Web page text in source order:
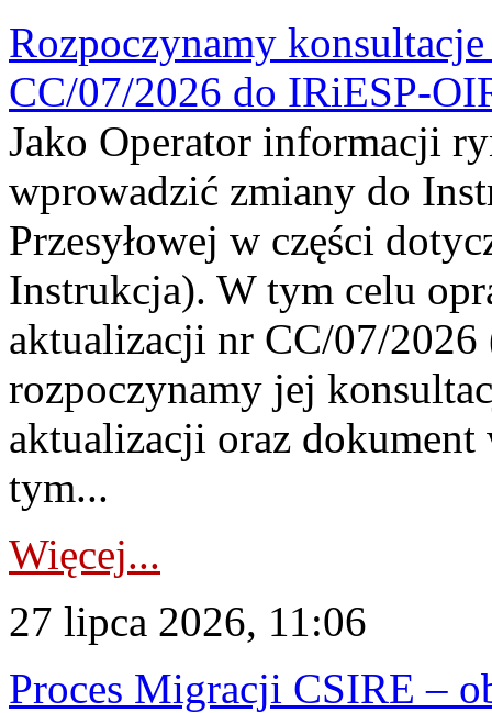
Rozpoczynamy
CC/07/2026 do IRiESP-
Jako Operator informacji
wprowadzić zmiany do
Przesyłowej w części
Instrukcja). W tym celu
aktualizacji nr CC/07/
rozpoczynamy jej
aktualizacji oraz
tym...
Więcej...
27 lipca 2026, 11:06
Proces Migracji CSIRE –